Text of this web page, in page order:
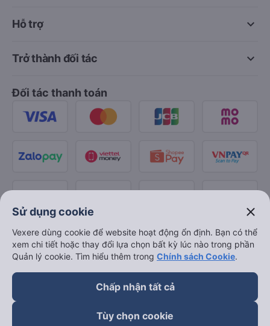
keyboard_arrow_down
Hỗ trợ
keyboard_arrow_down
Trở thành đối tác
Đối tác thanh toán
Sử dụng cookie close
Vexere dùng cookie để website hoạt động ổn định. Bạn có thể
xem chi tiết hoặc thay đổi lựa chọn bất kỳ lúc nào trong phần
Quản lý cookie. Tìm hiểu thêm trong Chính sách Cookie.
Chấp nhận tất cả
Tùy chọn cookie